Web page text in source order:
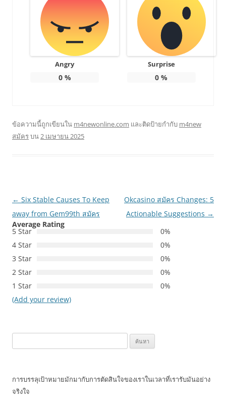
Angry
0%
Surprise
0 %
ข้อความนี้ถูกเขียนใน m4newonline.com และติดป้ายกำกับ m4new
สมัครบน2 เมษายน 2025
เมนู
นำทาง
เรื่อง
← Six Stable Causes To Keep
away from Gem99th สมัคร
Okcasino สมัคร Changes: 5
Actionable Suggestions →
Average Rating
5 Star
0%
4 Star
0%
3 Star
0%
2 Star
0%
1 Star
0%
(Add your review)
สำหรับ:
การบรรลุเป้าหมายมักมากับการตัดสินใจของเราในเวลาที่เรารับมันอย่าง
จริงใจ